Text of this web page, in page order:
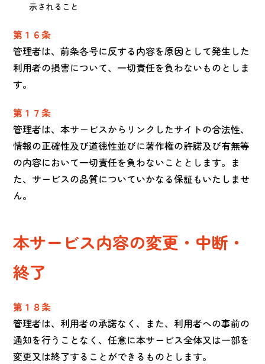
示されること
第１６条
管理者は、前条各号に反する内容を原因として発生した
利用者の損害について、一切責任を負わないものとしま
す。
第１７条
管理者は、本サービスからリンクしたサイトの合法性、
情報の正確性及び道徳性並びに著作権の許諾及び有無等
の内容において一切責任を負わないこととします。ま
た、サービスの品質についていかなる保証もいたしませ
ん。
本サービス内容の変更・中断・
終了
第１８条
管理者は、利用者の承諾なく、また、利用者への事前の
通知を行うことなく、任意に本サービス全体又は一部を
変更又は終了することができるものとします。